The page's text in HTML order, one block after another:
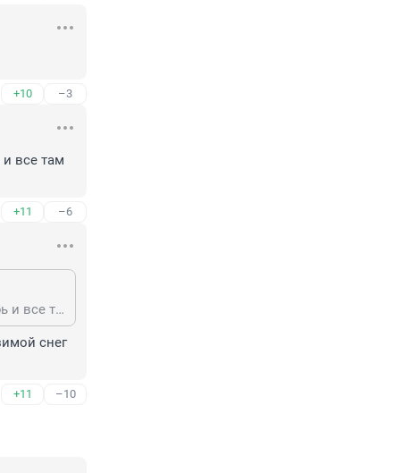
+10 –3
все там
+11 –6
Так зачем живете-то здесь? Запрет на выезд? Придти в чужой монастырь и все там ругать.
снег
+11 –10